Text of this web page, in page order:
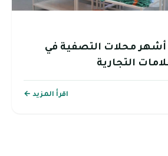
أشهر محلات التصفية في
التجارية
اقرأ المزيد ←